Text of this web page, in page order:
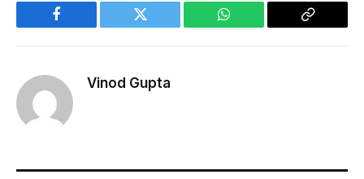
Facebook Twitter WhatsApp
Copy
Vinod Gupta